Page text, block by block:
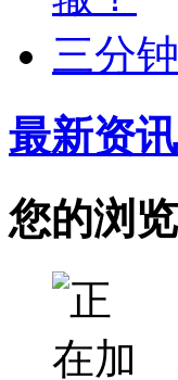
三分
最新资
您的浏